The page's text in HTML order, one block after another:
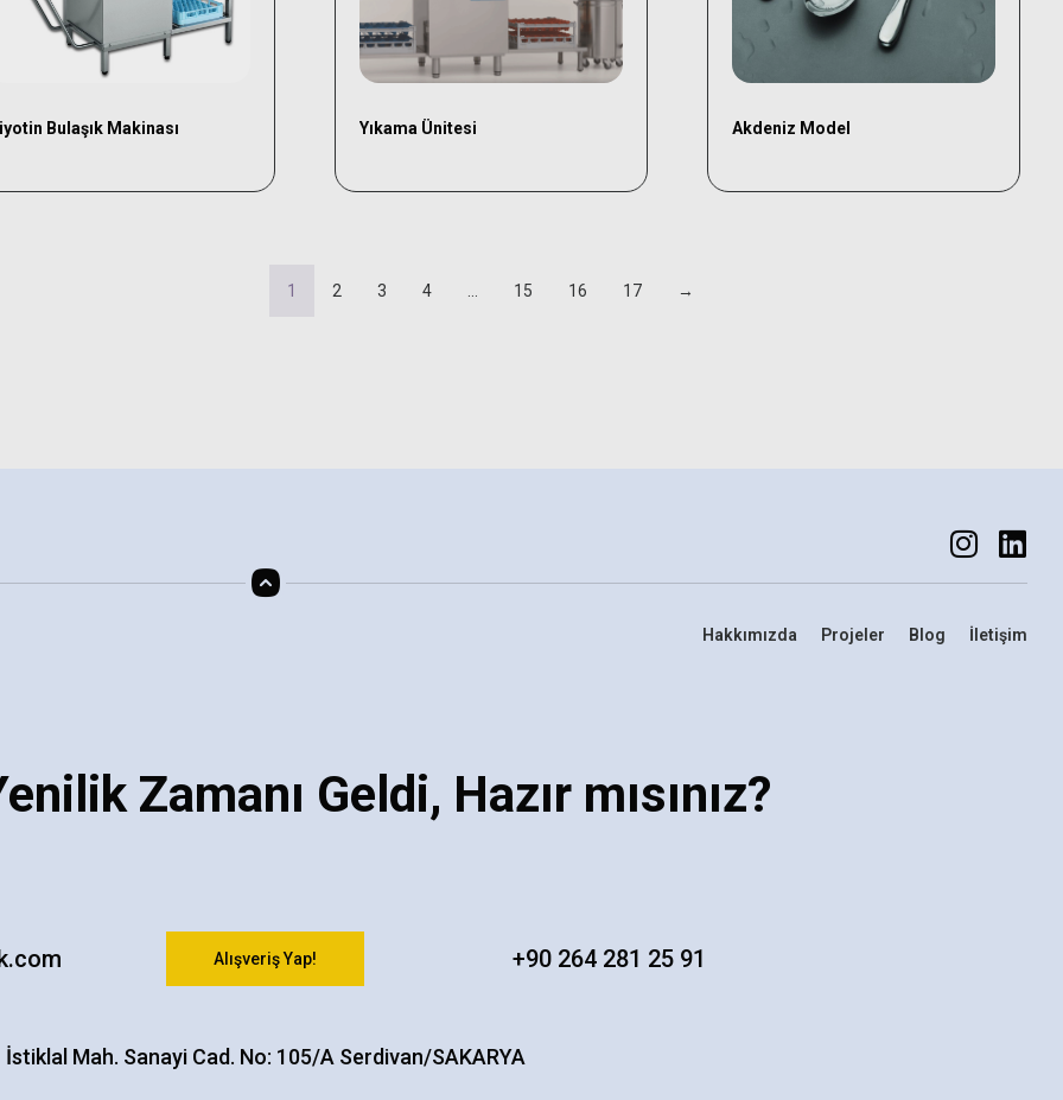
Bulaşık Makinası Yıkama Ünitesi Akdeniz Model
1 2 3 4 15 16 17 →
Hakkımızda Projeler Blog İletişim
Zamanı Geldi, Hazır mısınız?
Alışveriş Yap! +90 264 281 25 91
İstiklal Mah. Sanayi Cad. No: 105/A Serdivan/SAKARYA